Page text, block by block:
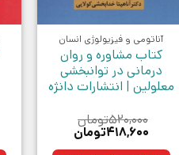
آناتومی و فیزیولوژی انسان
کتاب مشاوره و روان
درمانی در توانبخشی
معلولین | انتشارات دانژه
۵۲۰,۰۰۰تومان
قیمت
۴۱۸,۶۰۰تومان